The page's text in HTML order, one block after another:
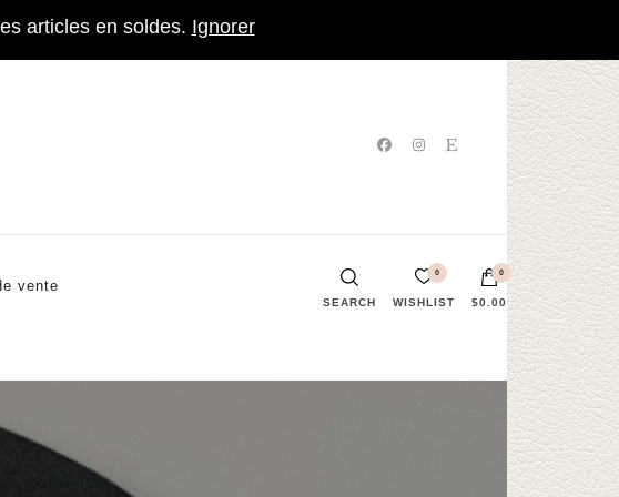
articles en soldes. Ignorer
vente
SEARCH
0
WISHLIST
0
$0.00